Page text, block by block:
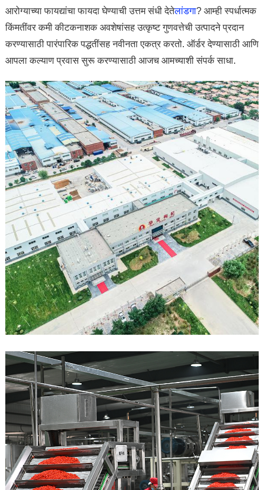
आरोग्याच्या फायद्यांचा फायदा घेण्याची उत्तम संधी देतेलांडगा? आम्ही स्पर्धात्मक
किंमतींवर कमी कीटकनाशक अवशेषांसह उत्कृष्ट गुणवत्तेची उत्पादने प्रदान
करण्यासाठी पारंपारिक पद्धतींसह नवीनता एकत्र करतो. ऑर्डर देण्यासाठी आणि
आपला कल्याण प्रवास सुरू करण्यासाठी आजच आमच्याशी संपर्क साधा.